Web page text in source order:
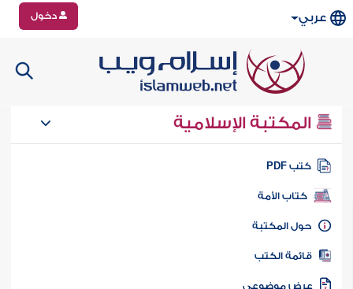
عربي دخول
المكتبة الإسلامية
كتب PDF
كتاب الأمة
المكتبة